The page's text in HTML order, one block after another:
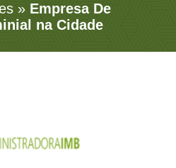
» Empresa De
na Cidade